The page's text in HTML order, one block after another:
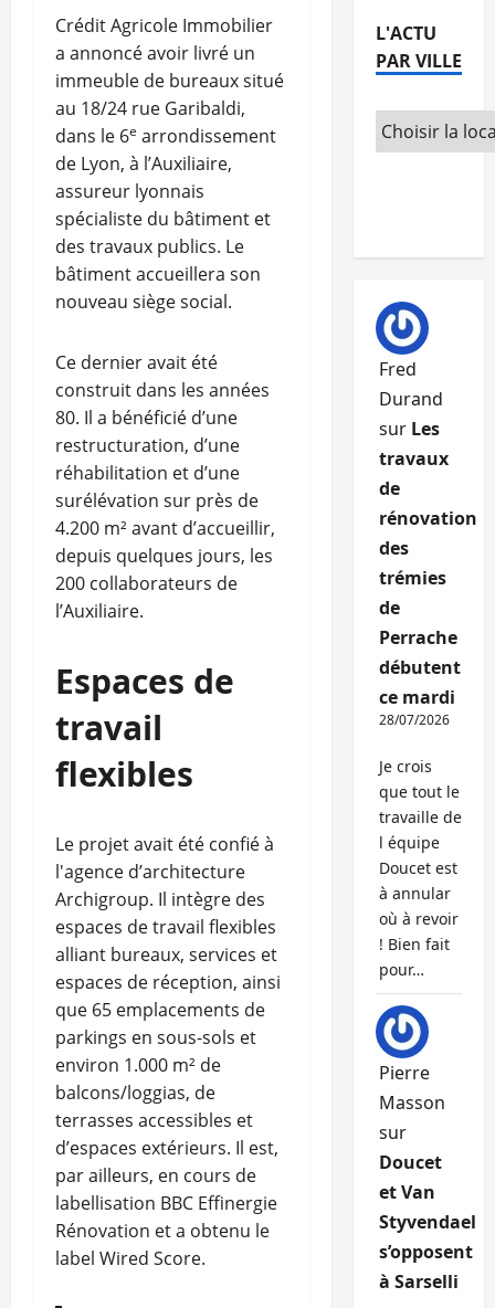
Crédit Agricole Immobilier
a annoncé avoir livré un
immeuble de bureaux situé
au 18/24 rue Garibaldi,
dans le 6e arrondissement
de Lyon, à l’Auxiliaire,
assureur lyonnais
spécialiste du bâtiment et
des travaux publics. Le
bâtiment accueillera son
nouveau siège social.
Ce dernier avait été
construit dans les années
80. Il a bénéficié d’une
restructuration, d’une
réhabilitation et d’une
surélévation sur près de
4.200 m² avant d’accueillir,
depuis quelques jours, les
200 collaborateurs de
l’Auxiliaire.
Espaces de
travail
flexibles
Le projet avait été confié à
l'agence d’architecture
Archigroup. Il intègre des
espaces de travail flexibles
alliant bureaux, services et
espaces de réception, ainsi
que 65 emplacements de
parkings en sous-sols et
environ 1.000 m² de
balcons/loggias, de
terrasses accessibles et
d’espaces extérieurs. Il est,
par ailleurs, en cours de
labellisation BBC Effinergie
Rénovation et a obtenu le
label Wired Score.
L'ACTU
PAR VILLE
Fred
Durand
sur Les
travaux
de
rénovation
des
trémies
de
Perrache
débutent
ce mardi
28/07/2026
Je crois
que tout le
travaille de
l équipe
Doucet est
à annular
où à revoir
! Bien fait
pour…
Pierre
Masson
sur
Doucet
et Van
Styvendael
s’opposent
à Sarselli